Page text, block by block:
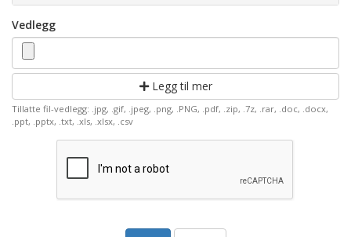
Vedlegg
Legg til mer
Tillatte fil-vedlegg: .jpg, .gif, .jpeg, .png, .PNG, .pdf, .zip, .7z, .rar, .doc, .docx,
.ppt, .pptx, .txt, .xls, .xlsx, .csv